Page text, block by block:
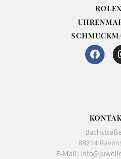
ROLEX
F
a
k
-
f
88214
E-Mail: